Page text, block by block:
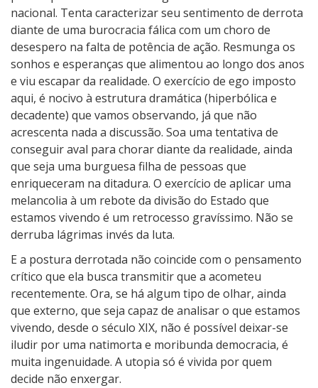
nacional. Tenta caracterizar seu sentimento de derrota
diante de uma burocracia fálica com um choro de
desespero na falta de potência de ação. Resmunga os
sonhos e esperanças que alimentou ao longo dos anos
e viu escapar da realidade. O exercício de ego imposto
aqui, é nocivo à estrutura dramática (hiperbólica e
decadente) que vamos observando, já que não
acrescenta nada a discussão. Soa uma tentativa de
conseguir aval para chorar diante da realidade, ainda
que seja uma burguesa filha de pessoas que
enriqueceram na ditadura. O exercício de aplicar uma
melancolia à um rebote da divisão do Estado que
estamos vivendo é um retrocesso gravíssimo. Não se
derruba lágrimas invés da luta.
E a postura derrotada não coincide com o pensamento
crítico que ela busca transmitir que a acometeu
recentemente. Ora, se há algum tipo de olhar, ainda
que externo, que seja capaz de analisar o que estamos
vivendo, desde o século XIX, não é possível deixar-se
iludir por uma natimorta e moribunda democracia, é
muita ingenuidade. A utopia só é vivida por quem
decide não enxergar.